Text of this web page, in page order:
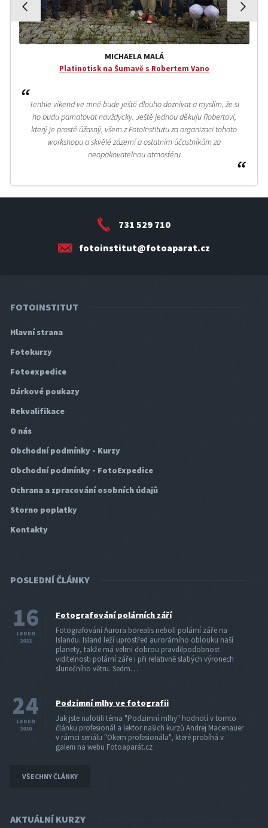
MICHAELA MALÁ
Platinotisk na Šumavě s Robertem Vano
Tenhle víkend ve mně bude ještě dlouho doznívat a myslím, že si
ho budu pamatovat navždycky. Ještě jednou děkuju Robertovi,
který je prostě úžasný, všem z FotoInstitutu za organizaci tohoto
workshopu a skvělé zázemí a ostatním účastníkům za
neopakovatelnou atmosféru
731 529 710
fotoinstitut@fotoaparat.cz
FOTOINSTITUT
Hlavní strana
Fotokurzy
Fotoexpedice
Dárkové poukazy
Rekvalifikace
O nás
Obchodní podmínky - Kurzy
Obchodní podmínky - FotoExpedice
Ochrana a zpracování osobních údajů
Storno poplatky
Kontakty
POSLEDNÍ ČLÁNKY
16
LEDEN
2022
Fotografování polárních září
Fotografování Aurora borealis neboli polární záře na
Islandu. Island leží uprostřed aurorárního oblouku naší
planety, takže má velmi dobrou pravděpodobnost
viditelnosti polární záře i při relativně slabých výronech
slunečního větru. Sedm…
24
LEDEN
2020
Podzimní mlhy ve fotografii
Jak jste nafotili téma "Podzimní mlhy" hodnotí v tomto
článku profesionál a lektor našich kurzů Andrej Macenauer
v rámci seriálu "Okem profesionála", které probíhá v
galerii na webu Fotoaparát.cz
VŠECHNY ČLÁNKY
AKTUÁLNÍ KURZY